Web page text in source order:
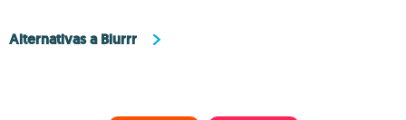
Alternativas a Blurrr